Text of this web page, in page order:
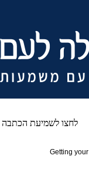
לחצו לשמיעת הכתבה
Getting your